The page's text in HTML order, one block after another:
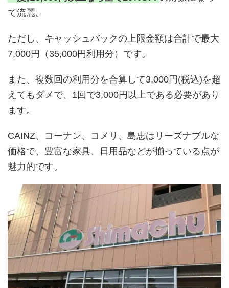
て流麗。
ただし、キャッシュバックの上限金額は合計で最大
7,000円（35,000円利用分）です。
また、複数回の利用分を合算して3,000円(税込)を超
えてもダメで、1回で3,000円以上である必要があり
ます。
CAINZ、コーナン、コメリ、島忠はリーズナブルな
価格で、豊富な家具、日用品などが揃っている点が
魅力的です。